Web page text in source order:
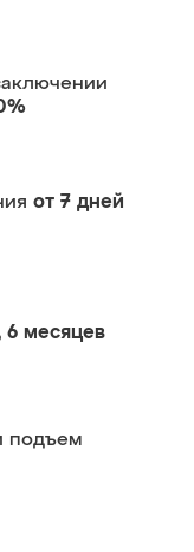
от 7 дней
6 месяцев
подъем